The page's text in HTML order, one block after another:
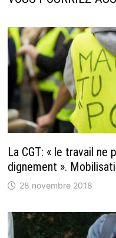
La CGT: « le travail ne
dignement ».
28 novembre 2018